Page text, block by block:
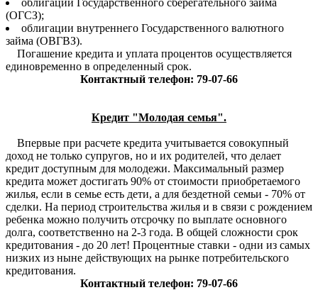
(ОГСЗ);
облигации внутреннего Государственного валютного
займа (ОВГВЗ).
Погашение кредита и уплата процентов осуществляется
единовременно в определенный срок.
Контактный телефон: 79-07-66
Кредит "Молодая семья".
Впервые при расчете кредита учитывается совокупный
доход не только супругов, но и их родителей, что делает
кредит доступным для молодежи. Максимальный размер
кредита может достигать 90% от стоимости приобретаемого
жилья, если в семье есть дети, а для бездетной семьи - 70% от
сделки. На период строительства жилья и в связи с рождением
ребенка можно получить отсрочку по выплате основного
долга, соответственно на 2-3 года. В общей сложности срок
кредитования - до 20 лет! Процентные ставки - одни из самых
низких из ныне действующих на рынке потребительского
кредитования.
Контактный телефон: 79-07-66